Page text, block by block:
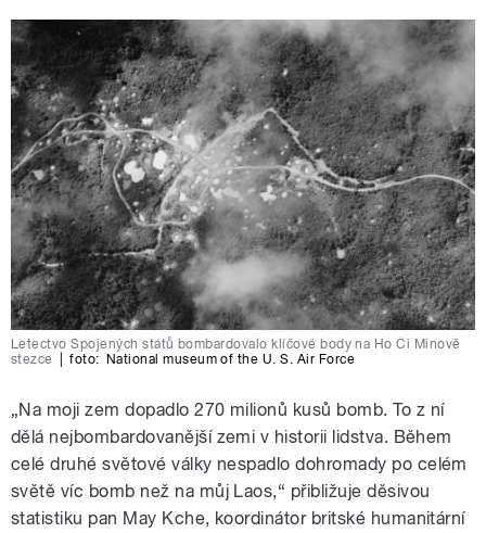
Letectvo Spojených států bombardovalo klíčové body na Ho Či Minově
stezce
foto: National museum of the U. S. Air Force
„Na moji zem dopadlo 270 milionů kusů bomb. To z ní
dělá nejbombardovanější zemi v historii lidstva. Během
celé druhé světové války nespadlo dohromady po celém
světě víc bomb než na můj Laos,“ přibližuje děsivou
statistiku pan May Kche, koordinátor britské humanitární